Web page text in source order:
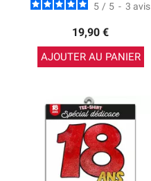
5 / 5 - 3 avis
19,90 €
AJOUTER AU PANIER